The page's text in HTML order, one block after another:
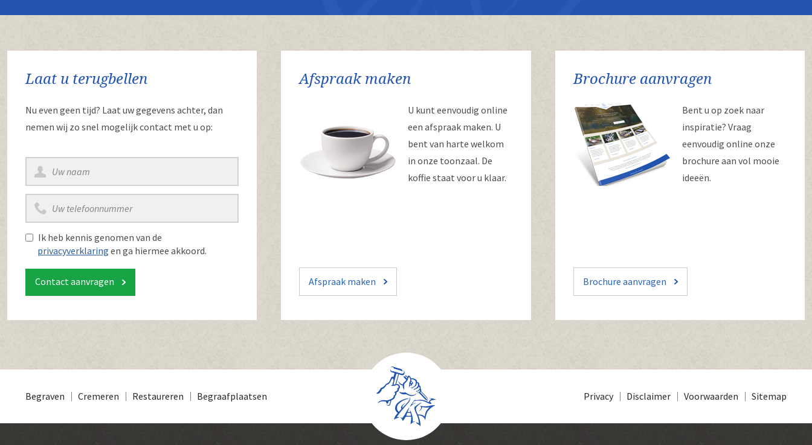
Laat u terugbellen
Nu even geen tijd? Laat uw gegevens achter, dan
nemen wij zo snel mogelijk contact met u op:
Ik heb kennis genomen van de
privacyverklaring en ga hiermee akkoord.
Contact aanvragen
Afspraak maken
U kunt eenvoudig online
een afspraak maken. U
bent van harte welkom
in onze toonzaal. De
koffie staat voor u klaar.
Afspraak maken
Brochure aanvragen
Bent u op zoek naar
inspiratie? Vraag
eenvoudig online onze
brochure aan vol mooie
ideeën.
Brochure aanvragen
Begraven Cremeren Restaureren Begraafplaatsen Privacy Disclaimer Voorwaarden Sitemap